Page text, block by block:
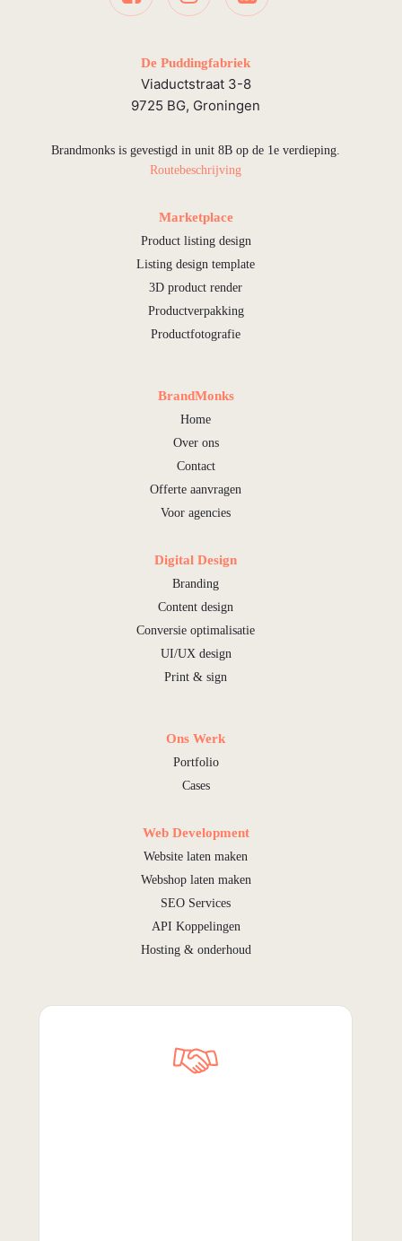
De Puddingfabriek
Viaductstraat 3-8
9725 BG, Groningen
Brandmonks is gevestigd in unit 8B op de 1e verdieping.
Routebeschrijving
Marketplace
Product listing design
Listing design template
3D product render
Productverpakking
Productfotografie
BrandMonks
Home
Over ons
Contact
Offerte aanvragen
Voor agencies
Digital Design
Branding
Content design
Conversie optimalisatie
UI/UX design
Print & sign
Ons Werk
Portfolio
Cases
Web Development
Website laten maken
Webshop laten maken
SEO Services
API Koppelingen
Hosting & onderhoud